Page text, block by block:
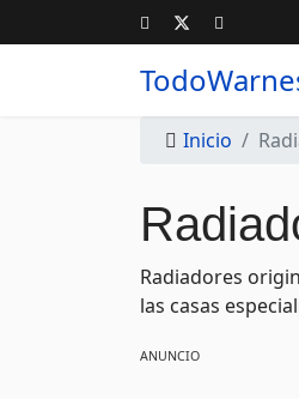
Inicio
Radiadores
las casas
ANUNCIO